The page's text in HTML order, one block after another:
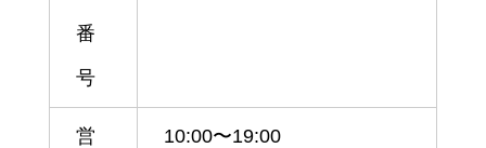
番
号
営 10:00〜19:00